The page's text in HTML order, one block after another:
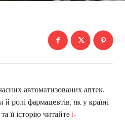
автоматизованих аптек.
й ролі фармацевтів, як у країні
її історію читайте i-